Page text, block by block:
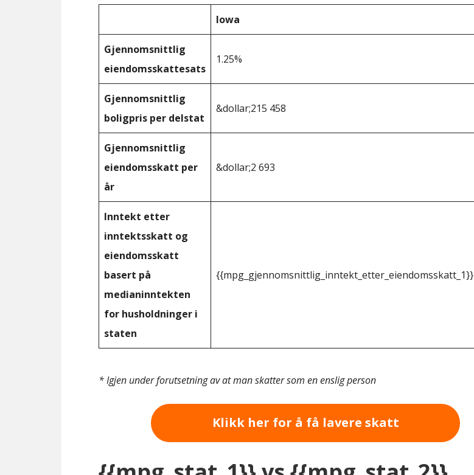
Iowa
Gjennomsnittlig
eiendomsskattesats
1.25%
Gjennomsnittlig
boligpris per delstat
&dollar;215 458
Gjennomsnittlig
eiendomsskatt per
år
&dollar;2 693
Inntekt etter
inntektsskatt og
eiendomsskatt
basert på
medianinntekten
for husholdninger i
staten
{{mpg_gjennomsnittlig_inntekt_etter_eiendomsskatt_1}}
* Igjen under forutsetning av at man skatter som en enslig person
Klikk her for å få lavere skatt